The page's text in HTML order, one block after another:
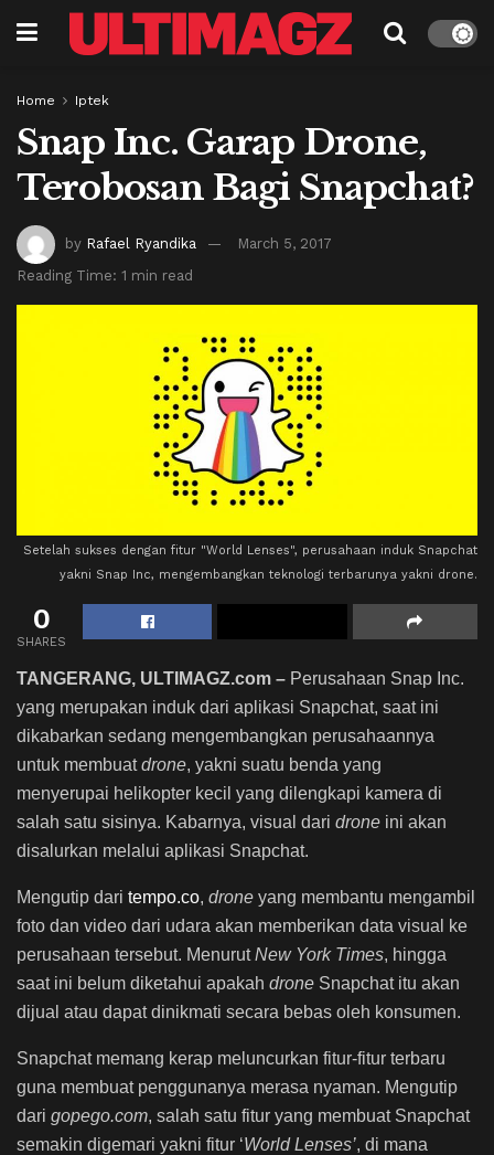
Home Iptek
Snap Inc. Garap Drone,
Terobosan Bagi Snapchat?
by Rafael Ryandika
March 5, 2017
Reading Time: 1 min read
Setelah sukses dengan fitur "World Lenses", perusahaan induk Snapchat
yakni Snap Inc, mengembangkan teknologi terbarunya yakni drone.
0
SHARES
TANGERANG, ULTIMAGZ.com – Perusahaan Snap Inc.
yang merupakan induk dari aplikasi Snapchat, saat ini
dikabarkan sedang mengembangkan perusahaannya
untuk membuatdrone, yakni suatu benda yang
menyerupai helikopter kecil yang dilengkapi kamera di
salah satu sisinya. Kabarnya, visual dari drone ini akan
disalurkan melalui aplikasi Snapchat.
Mengutip dari tempo.co, drone yang membantu mengambil
foto dan video dari udara akan memberikan data visual ke
perusahaan tersebut. MenurutNew York Times, hingga
saat ini belum diketahui apakah drone Snapchat itu akan
dijual atau dapat dinikmati secara bebas oleh konsumen.
Snapchat memang kerap meluncurkan fitur-fitur terbaru
guna membuat penggunanya merasa nyaman. Mengutip
dari gopego.com, salah satu fitur yang membuat Snapchat
semakin digemari yakni fitur ‘World Lenses’, di mana